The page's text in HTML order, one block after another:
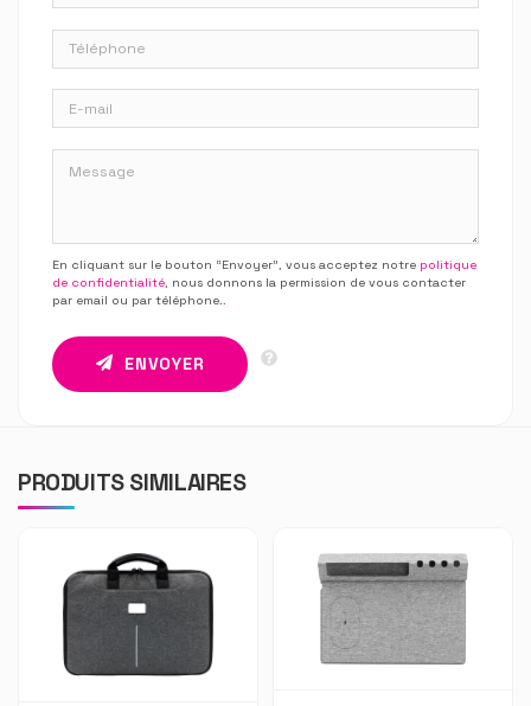
En cliquant sur le bouton “Envoyer”, vous acceptez notre politique
de confidentialité , nous donnons la permission de vous contacter
par email ou par téléphone.
ENVOYER
PRODUITS SIMILAIRES